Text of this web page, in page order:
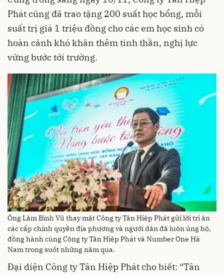
Phát cũng đã trao tặng 200 suất học bổng, mỗi
suất trị giá 1 triệu đồng cho các em học sinh có
hoàn cảnh khó khăn thêm tinh thần, nghị lực
vững bước tới trường.
Ông Lâm Bình Vũ thay mặt Công ty Tân Hiệp Phát gửi lời tri ân
các cấp chính quyền địa phương và người dân đã luôn ủng hộ,
đồng hành cùng Công ty Tân Hiệp Phát và Number One Hà
Nam trong suốt những năm qua.
Đại diện Công ty Tân Hiệp Phát cho biết: “Tân